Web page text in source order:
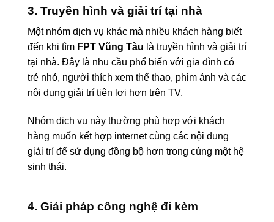
3. Truyền hình và giải trí tại nhà
Một nhóm dịch vụ khác mà nhiều khách hàng biết
đến khi tìm FPT Vũng Tàu là truyền hình và giải trí
tại nhà. Đây là nhu cầu phổ biến với gia đình có
trẻ nhỏ, người thích xem thể thao, phim ảnh và các
nội dung giải trí tiện lợi hơn trên TV.
Nhóm dịch vụ này thường phù hợp với khách
hàng muốn kết hợp internet cùng các nội dung
giải trí để sử dụng đồng bộ hơn trong cùng một hệ
sinh thái.
4. Giải pháp công nghệ đi kèm